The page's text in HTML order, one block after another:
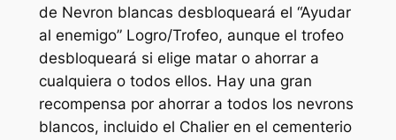
de Nevron blancas desbloqueará el “Ayudar
al enemigo”Logro/Trofeo, aunque el trofeo
desbloqueará si elige matar o ahorrar a
cualquiera o todos ellos. Hay una gran
recompensa por ahorrar a todos los nevrons
blancos, incluido el Chalier en el cementerio